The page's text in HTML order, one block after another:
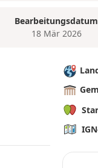
Bearbeitungsdatum
18 Mär 2026